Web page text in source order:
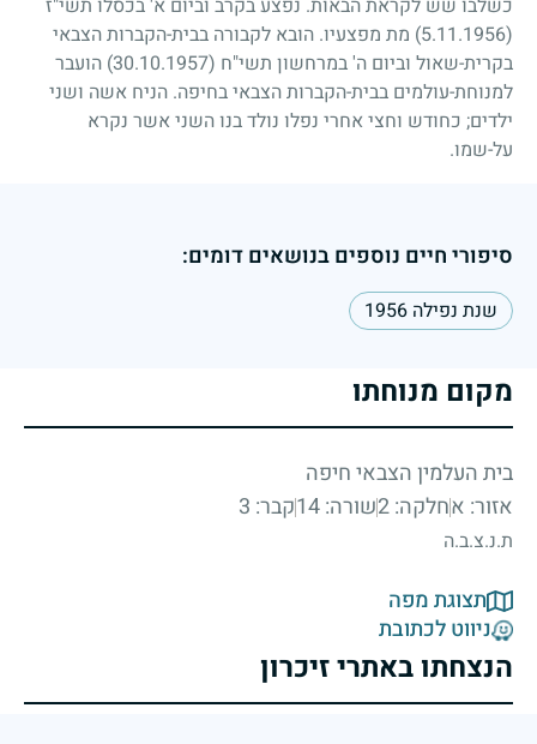
כשלבו שש לקראת הבאות. נפצע בקרב וביום א' בכסלו תשי"ז
(5.11.1956)
מת מפצעיו. הובא לקבורה בבית-הקברות הצבאי
בקרית-שאול וביום ה' במרחשון תשי"ח (30.10.1957)
הועבר
למנוחת-עולמים בבית-הקברות הצבאי בחיפה. הניח אשה ושני
ילדים; כחודש וחצי אחרי נפלו נולד בנו השני אשר נקרא
על-שמו.
סיפורי חיים נוספים בנושאים דומים:
שנת נפילה 1956
מקום מנוחתו
בית העלמין הצבאי חיפה
אזור: אחלקה: 2 שורה: 14 קבר: 3
ת.נ.צ.ב.ה
תצוגת מפה
ניווט לכתובת
הנצחתו באתרי זיכרון